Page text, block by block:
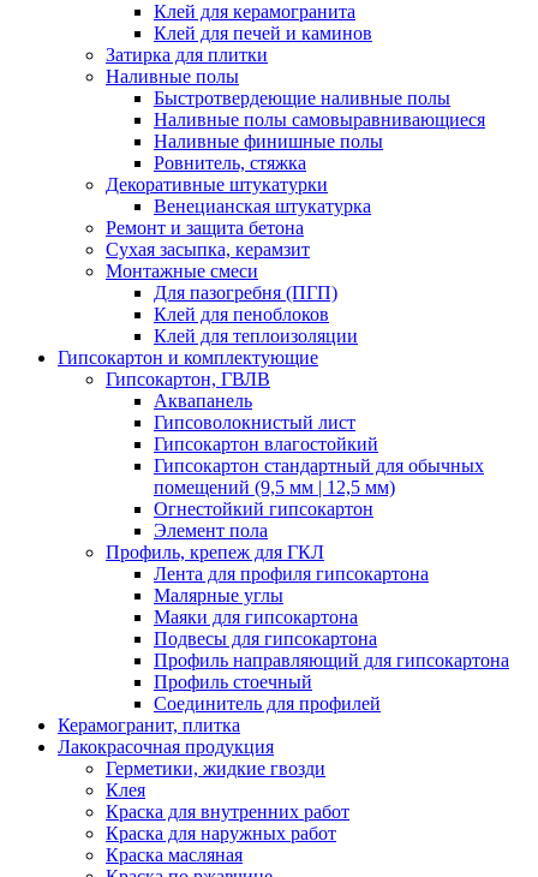
Клей для керамогранита
Клей для печей и каминов
Затирка для плитки
Наливные полы
Быстротвердеющие наливные полы
Наливные полы самовыравнивающиеся
Наливные финишные полы
Ровнитель, стяжка
Декоративные штукатурки
Венецианская штукатурка
Ремонт и защита бетона
Сухая засыпка, керамзит
Монтажные смеси
Для пазогребня (ПГП)
Клей для пеноблоков
Клей для теплоизоляции
Гипсокартон и комплектующие
Гипсокартон, ГВЛВ
Аквапанель
Гипсоволокнистый лист
Гипсокартон влагостойкий
Гипсокартон стандартный для обычных
помещений (9,5 мм | 12,5 мм)
Огнестойкий гипсокартон
Элемент пола
Профиль, крепеж для ГКЛ
Лента для профиля гипсокартона
Малярные углы
Маяки для гипсокартона
Подвесы для гипсокартона
Профиль направляющий для гипсокартона
Профиль стоечный
Соединитель для профилей
Керамогранит, плитка
Лакокрасочная продукция
Герметики, жидкие гвозди
Клея
Краска для внутренних работ
Краска для наружных работ
Краска масляная